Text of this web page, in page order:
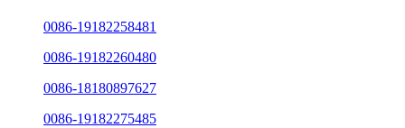
0086-19182258481
0086-19182260480
0086-18180897627
0086-19182275485